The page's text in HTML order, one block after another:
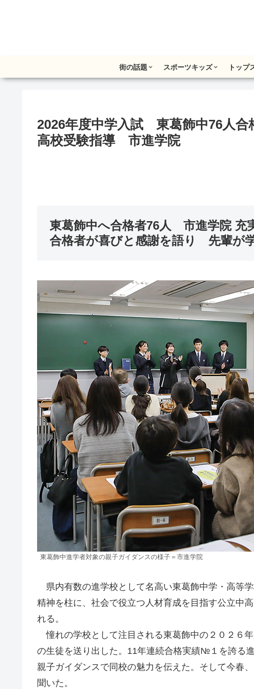
街の話題 スポーツキッズ トップ
2026年度中学入試 東葛飾中76人
高校受験指導 市進学院
東葛飾中へ合格者76人 市進学院 充
合格者が喜びと感謝を語り 先輩が
東葛飾中進学者対象の親子ガイダンスの様子＝市進学院
県内有数の進学校として名高い東葛飾中学・高等
精神を柱に、社会で役立つ人材育成を目指す公立中
れる。
憧れの学校として注目される東葛飾中の２０２６
の生徒を送り出した。11年連続合格実績№１を誇る
親子ガイダンスで同校の魅力を伝えた。そして今春
聞いた。